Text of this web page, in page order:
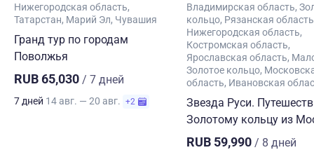
Нижегородская область
Татарстан Марий Эл Чувашия
Гранд тур по городам
Поволжья
RUB 65,030 / 7 дней
7 дней 14 авг. — 20 авг. +2
Владимирская область
кольцо Рязанская область
Нижегородская область
Костромская область
Ярославская область
Золотое кольцо
область Ивановская
Звезда Руси.
Золотому кольцу из
RUB 59,990 / 8 дней